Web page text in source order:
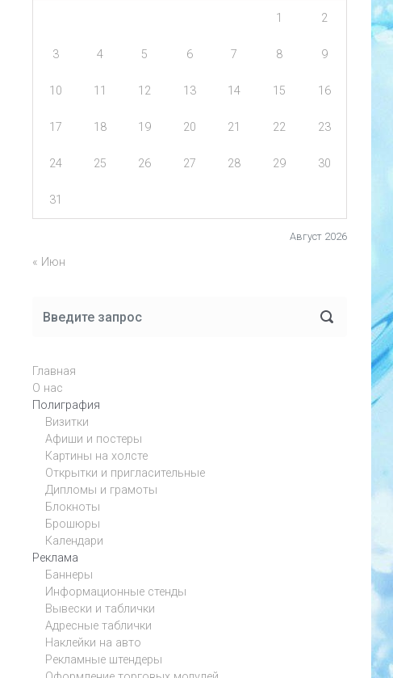
Август 2026
1 2
3 4 5 6 7 8 9
10 11 12 13 14 15 16
17 18 19 20 21 22 23
24 25 26 27 28 29 30
31
« Июн
Главная
О нас
Полиграфия
Визитки
Афиши и постеры
Картины на холсте
Открытки и пригласительные
Дипломы и грамоты
Блокноты
Брошюры
Календари
Реклама
Баннеры
Информационные стенды
Вывески и таблички
Адресные таблички
Наклейки на авто
Рекламные штендеры